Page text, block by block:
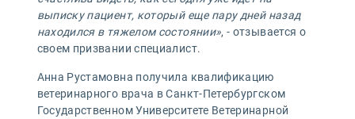
выписку пациент, который еще пару дней назад
находился в тяжелом состоянии», - отзывается о
своем призвании специалист.
Анна Рустамовна получила квалификацию
ветеринарного врача в Санкт-Петербургском
Государственном Университете Ветеринарной